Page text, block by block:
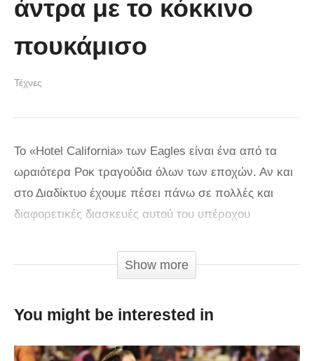
(video)
άντρα με το κόκκινο
πουκάμισο
Τέχνες
Το «Hotel California» των Eagles είναι ένα από τα
ωραιότερα Ροκ τραγούδια όλων των εποχών. Αν και
στο Διαδίκτυο έχουμε πέσει πάνω σε πολλές και
διαφορετικές διασκευές αυτού του υπέροχου
μοιάζει με αυτή που θα ακούσετε στη συνέχεια.. Έξι
άντρες ερμηνεύουν ένα διάσημο τραγούδι. Απλά
Πρόκειται για ένα γκρουπ καλλιτεχνών από την
Show more
You might be interested in